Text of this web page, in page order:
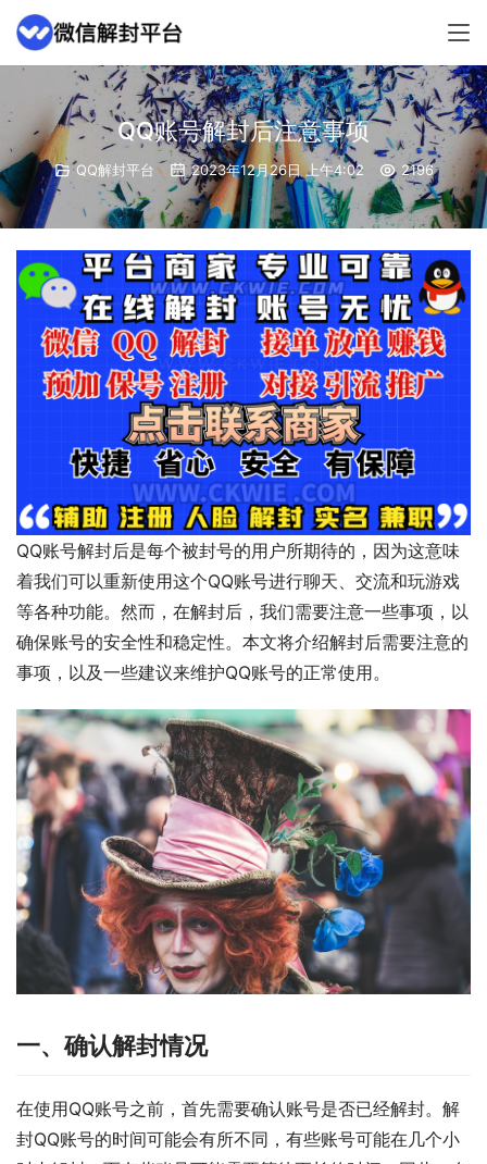
QQ账号解封后注意事项
QQ解封平台 2023年12月26日 上午4:02 2196
QQ账号解封后是每个被封号的用户所期待的，因为这意味
着我们可以重新使用这个QQ账号进行聊天、交流和玩游戏
等各种功能。然而，在解封后，我们需要注意一些事项，以
确保账号的安全性和稳定性。本文将介绍解封后需要注意的
事项，以及一些建议来维护QQ账号的正常使用。
一、确认解封情况
在使用QQ账号之前，首先需要确认账号是否已经解封。解
封QQ账号的时间可能会有所不同，有些账号可能在几个小